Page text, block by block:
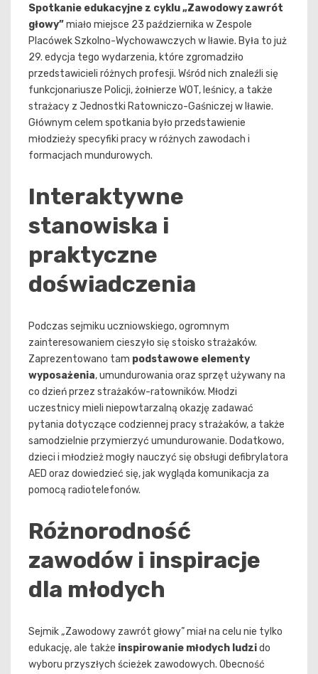
Spotkanie edukacyjne z cyklu „Zawodowy zawrót
głowy”miało miejsce 23 października w Zespole
Placówek Szkolno-Wychowawczych w Iławie. Była to już
29. edycja tego wydarzenia, które zgromadziło
przedstawicieli różnych profesji. Wśród nich znaleźli się
funkcjonariusze Policji, żołnierze WOT, leśnicy, a także
strażacy z Jednostki Ratowniczo-Gaśniczej w Iławie.
Głównym celem spotkania było przedstawienie
młodzieży specyfiki pracy w różnych zawodach i
formacjach mundurowych.
Interaktywne
stanowiska i
praktyczne
doświadczenia
Podczas sejmiku uczniowskiego, ogromnym
zainteresowaniem cieszyło się stoisko strażaków.
Zaprezentowano tam podstawowe elementy
wyposażenia, umundurowania oraz sprzęt używany na
co dzień przez strażaków-ratowników. Młodzi
uczestnicy mieli niepowtarzalną okazję zadawać
pytania dotyczące codziennej pracy strażaków, a także
samodzielnie przymierzyć umundurowanie. Dodatkowo,
dzieci i młodzież mogły nauczyć się obsługi defibrylatora
AED oraz dowiedzieć się, jak wygląda komunikacja za
pomocą radiotelefonów.
Różnorodność
zawodów i inspiracje
dla młodych
Sejmik „Zawodowy zawrót głowy” miał na celu nie tylko
edukację, ale także inspirowanie młodych ludzido
wyboru przyszłych ścieżek zawodowych. Obecność